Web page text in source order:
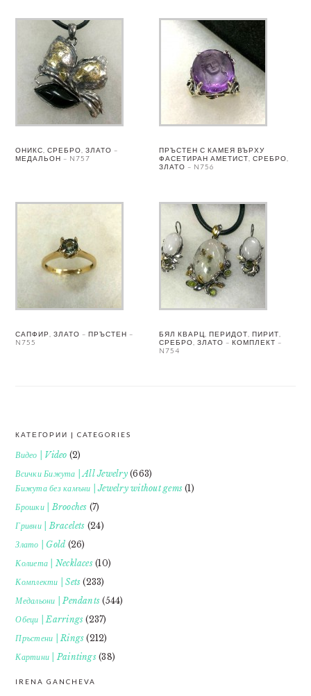
ОНИКС, СРЕБРО, ЗЛАТО –
МЕДАЛЬОН – N757
ПРЪСТЕН С КАМЕЯ ВЪРХУ
ФАСЕТИРАН АМЕТИСТ, СРЕБРО,
ЗЛАТО – N756
САПФИР, ЗЛАТО – ПРЪСТЕН –
N755
БЯЛ КВАРЦ, ПЕРИДОТ, ПИРИТ,
СРЕБРО, ЗЛАТО – КОМПЛЕКТ –
N754
FOOTER
КАТЕГОРИИ | CATEGORIES
Видео | Video (2)
Всички Бижута | All Jewelry(663)
Бижута без камъни | Jewelry without gems (1)
Брошки | Brooches (7)
Гривни | Bracelets (24)
Злато | Gold (26)
Колиета | Necklaces(10)
Комплекти | Sets (233)
Медальони | Pendants (544)
Обеци | Earrings (237)
Пръстени | Rings (212)
Картини | Paintings(38)
IRENA GANCHEVA